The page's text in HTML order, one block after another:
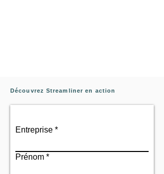
Découvrez Streamliner en action
Entreprise
Prénom